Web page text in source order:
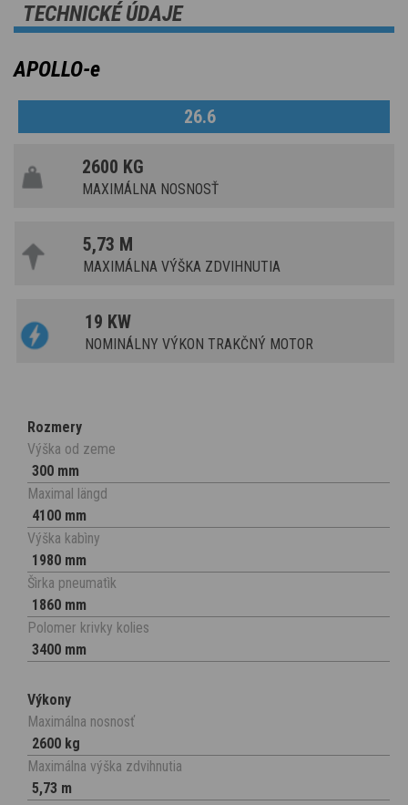
TECHNICKÉ ÚDAJE
APOLLO-e
26.6
2600 KG
MAXIMÁLNA NOSNOSŤ
5,73 M
MAXIMÁLNA VÝŠKA ZDVIHNUTIA
19 KW
NOMINÁLNY VÝKON TRAKČNÝ MOTOR
Rozmery
Výška od zeme
300 mm
Maximal längd
4100 mm
Výška kabìny
1980 mm
Šìrka pneumatìk
1860 mm
Polomer krivky kolies
3400 mm
Výkony
Maximálna nosnosť
2600 kg
Maximálna výška zdvihnutia
5,73 m